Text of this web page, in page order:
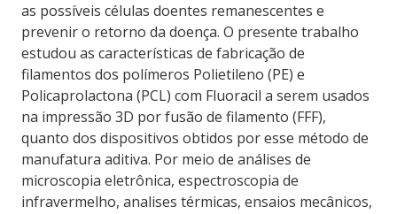
as possíveis células doentes remanescentes e
prevenir o retorno da doença. O presente trabalho
estudou as características de fabricação de
filamentos dos polímeros Polietileno (PE) e
Policaprolactona (PCL) com Fluoracil a serem usados
na impressão 3D por fusão de filamento (FFF),
quanto dos dispositivos obtidos por esse método de
manufatura aditiva. Por meio de análises de
microscopia eletrônica, espectroscopia de
infravermelho, analises térmicas, ensaios mecânicos,